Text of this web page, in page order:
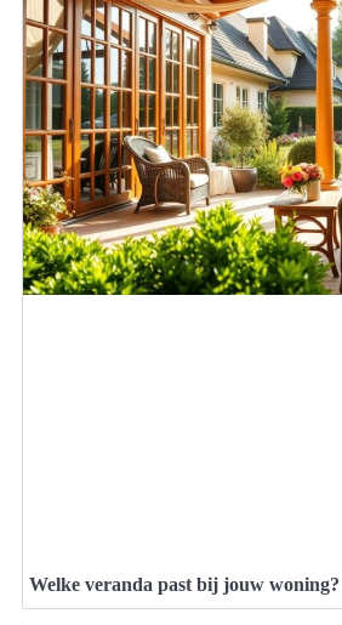
Welke veranda past bij jouw woning?